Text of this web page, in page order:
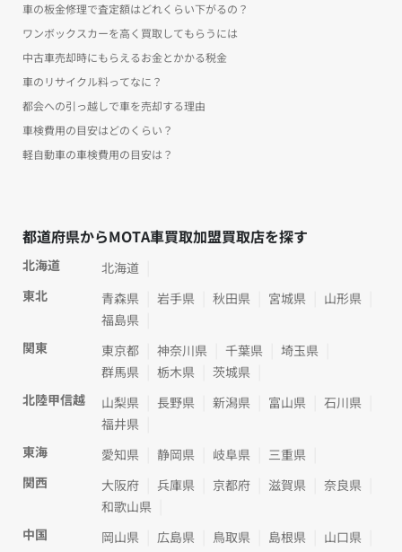
車の板金修理で査定額はどれくらい下がるの？
ワンボックスカーを高く買取してもらうには
中古車売却時にもらえるお金とかかる税金
車のリサイクル料ってなに？
都会への引っ越しで車を売却する理由
車検費用の目安はどのくらい？
軽自動車の車検費用の目安は？
都道府県からMOTA車買取加盟買取店を探す
北海道
北海道
東北
青森県 岩手県 秋田県 宮城県
山形県
福島県
関東
東京都 神奈川県 千葉県
埼玉県
群馬県
栃木県
茨城県
北陸甲信越
山梨県 長野県 新潟県 富山県
石川県
福井県
東海
愛知県 静岡県 岐阜県
三重県
関西
大阪府 兵庫県 京都府 滋賀県
奈良県
和歌山県
中国
岡山県 広島県 鳥取県 島根県 山口県